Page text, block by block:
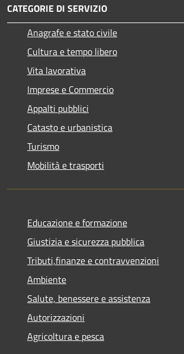
CATEGORIE DI SERVIZIO
Anagrafe e stato civile
Cultura e tempo libero
Vita lavorativa
Imprese e Commercio
Appalti pubblici
Catasto e urbanistica
Turismo
Mobilità e trasporti
Educazione e formazione
Giustizia e sicurezza pubblica
Tributi,finanze e contravvenzioni
Ambiente
Salute, benessere e assistenza
Autorizzazioni
Agricoltura e pesca